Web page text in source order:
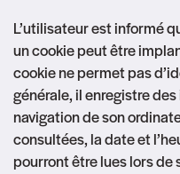
L’utilisateur est informé
un cookie peut être
cookie ne permet pas
générale, il enregistre
navigation de son
consultées, la date et
pourront être lues lors de